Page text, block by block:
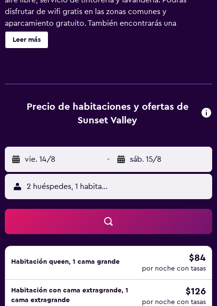
disfrutar de wifi gratis en las zonas comunes y
aparcamiento gratuito. También encontrarás una
biblioteca, asistencia turística y para la compra de
entradas y un supermercado. Se ofrece un servicio de
frigorífico/congelador grande y placa de cocina. Los
baños están equipados con ducha. Los huéspedes pueden
servicios de ocio y esparcimiento en este hotel incluyen
una piscina al aire libre. Se pueden practicar las
actividades de ocio y esparcimiento que se indican más
abajo en las instalaciones o cerca del alojamiento (es
posible que se aplique un recargo).
Leer más
Precio de habitaciones y ofertas de
Sunset Valley
vie. 14/8 - sáb. 15/8
2 huéspedes, 1 habitación
Habitación queen, 1 cama grande $84
por noche con tasas
Habitación con cama extragrande, 1
cama extragrande
$126
por noche con tasas